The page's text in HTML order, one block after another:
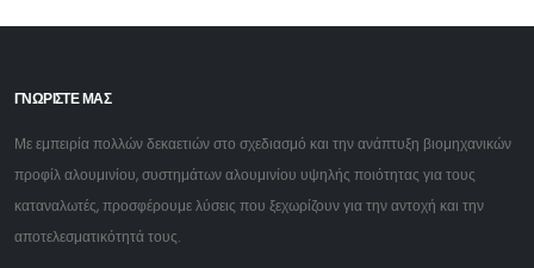
ΓΝΩΡΙΣΤΕ ΜΑΣ
Με εμπειρία πολλών δεκαετιών στο σχεδιασμό και την ανάπτυξη βιομηχανικών
προφίλ αλουμινίου, συστημάτων αλουμινίου υψηλής ποιότητας για τους
καταναλωτές, προσφέρουμε λύσεις που ξεχωρίζουν για την αντοχή και την
αποτελεσματικότητά τους.